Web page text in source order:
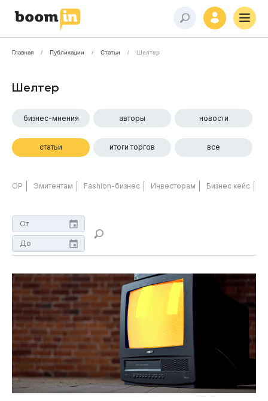
Главная Публикации Статьи Шелтер
Шелтер
бизнес-мнения авторы новости
статьи итоги торгов все
ОР Эмитентам Fashion-бизнес Инвесторам Бизнес кейс